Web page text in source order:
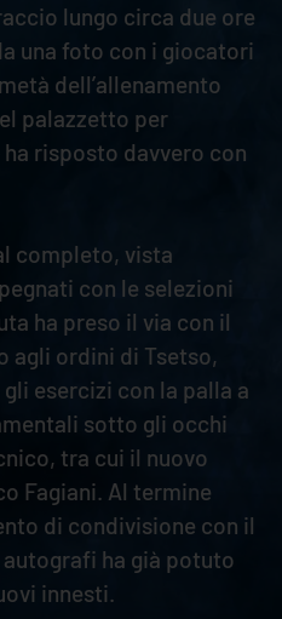
lungo circa due ore
una foto con i giocatori
dell’allenamento
palazzetto per
risposto davvero con
completo, vista
con le selezioni
ha preso il via con il
agli ordini di Tsetso,
esercizi con la palla a
sotto gli occhi
tra cui il nuovo
Fagiani. Al termine
di condivisione con il
ha già potuto
innesti.